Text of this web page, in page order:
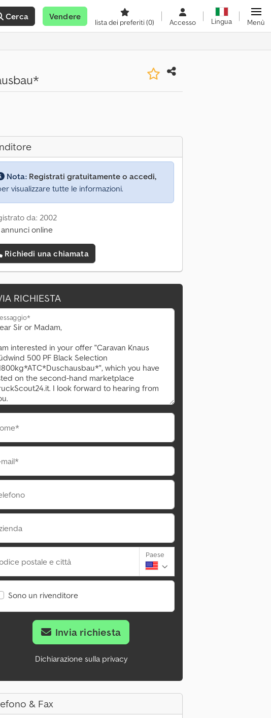
Cerca Vendere
lista dei preferiti (0) Accesso Lingua Menù
Nota: Registrati gratuitamente o accedi,
visualizzare tutte le informazioni.
da: 2002
annunci online
Richiedi una chiamata
RICHIESTA
mail*
postale e città
Paese
Sono un rivenditore
Invia richiesta
Dichiarazione sulla privacy
& Fax